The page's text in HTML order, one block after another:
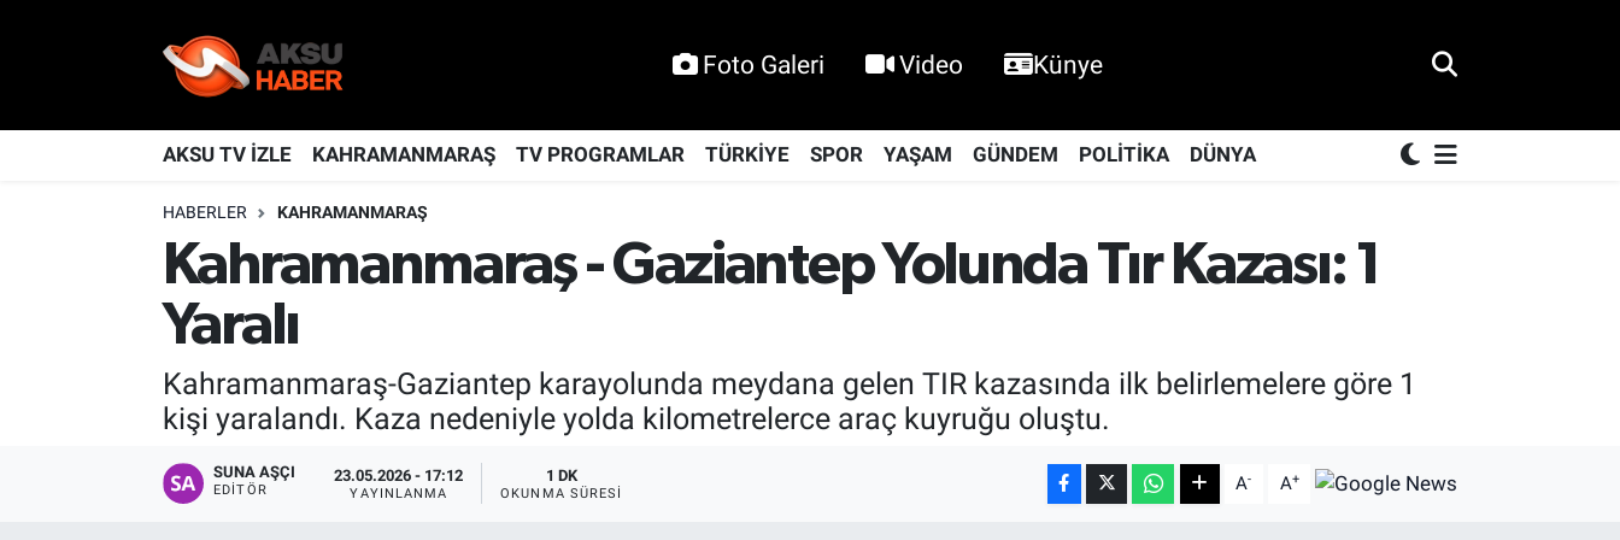
Foto Galeri Video Künye
AKSU TV İZLE KAHRAMANMARAŞ TV PROGRAMLAR TÜRKİYE SPOR YAŞAM GÜNDEM POLİTİKA DÜNYA
HABERLER KAHRAMANMARAŞ
Kahramanmaraş - Gaziantep Yolunda Tır Kazası: 1
Yaralı
Kahramanmaraş-Gaziantep karayolunda meydana gelen TIR kazasında ilk belirlemelere göre 1
kişi yaralandı. Kaza nedeniyle yolda kilometrelerce araç kuyruğu oluştu.
SUNA AŞÇI
EDITÖR
23.05.2026 - 17:12
YAYINLANMA
1 DK
OKUNMA SÜRESI A- A+
KAHRAMANMARAŞ
Nöbetçi Eczaneler
Hava Durumu
Kahramanmaraş Namaz Vakitleri
Trafik Durumu
TFF 2.Lig Kırmızı Grup Puan Durumu ve Fikstür
Tüm Manşetler
Son Dakika Haberleri